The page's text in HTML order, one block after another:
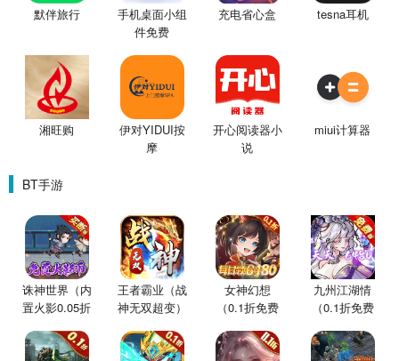
默伴旅行
手机桌面小组
件免费
充电省心盒 tesna耳机
湘旺购
伊对YIDUI按
摩
开心阅读器小
说
miui计算器
BT手游
诛神世界（内
置火影0.05折
王者霸业（战
神无双超变）
女神幻想
（0.1折免费
九州江湖情
（0.1折免费